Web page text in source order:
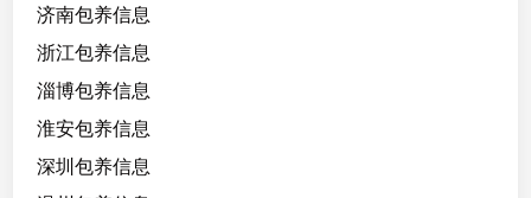
济南包养信息
浙江包养信息
淄博包养信息
淮安包养信息
深圳包养信息